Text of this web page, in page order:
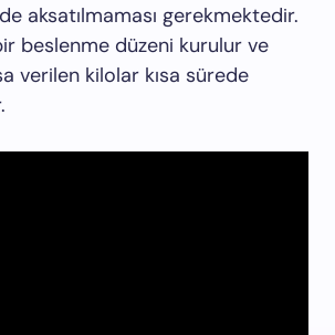
aksatılmaması gerekmektedir.
beslenme düzeni kurulur ve
verilen kilolar kısa sürede